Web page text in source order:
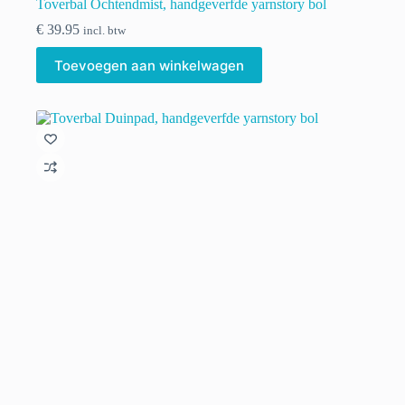
Toverbal Ochtendmist, handgeverfde yarnstory bol
€ 39.95 incl. btw
Toevoegen aan winkelwagen